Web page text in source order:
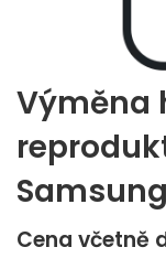
Výměna
Cena včetně